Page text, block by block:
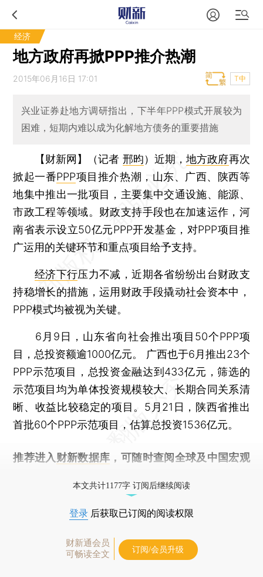
经济
地方政府再掀PPP推介热潮
2015年06月16日 17:01 T中
兴业证券赴地方调研指出，下半年PPP模式开展较为
困难，短期内难以成为化解地方债务的重要措施
【财新网】（记者 邢昀） 近期，地方政府再次
掀起一番PPP项目推介热潮，山东、广西、陕西等
地集中推出一批项目，主要集中交通设施、能源、
市政工程等领域。财政支持手段也在加速运作，河
南省表示设立50亿元PPP开发基金，对PPP项目推
广运用的关键环节和重点项目给予支持。
经济下行压力不减，近期各省纷纷出台财政支
持稳增长的措施，运用财政手段撬动社会资本中，
PPP模式均被视为关键。
6月9日，山东省向社会推出项目50个PPP项
目，总投资额逾1000亿元。 广西也于6月推出23个
PPP示范项目，总投资金融达到433亿元，筛选的
示范项目均为单体投资规模较大、长期合同关系清
晰、收益比较稳定的项目。5月21日，陕西省推出
首批60个PPP示范项目，估算总投资1536亿元。
推荐进入 财新数据库 ，可随时查阅全球及中国宏观
本文共计1177字 订阅后继续阅读
登录 后获取已订阅的阅读权限
财新通会员
可畅读全文
订阅/会员升级